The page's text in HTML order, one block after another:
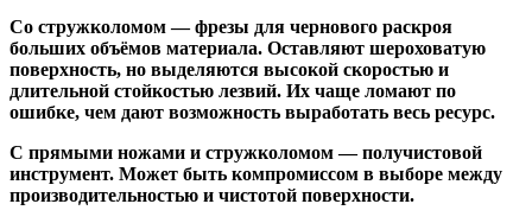
Со стружколомом— фрезы для чернового раскроя
больших объёмов материала. Оставляют шероховатую
поверхность, но выделяются высокой скоростью и
длительной стойкостью лезвий. Их чаще ломают по
ошибке, чем дают возможность выработать весь ресурс.
С прямыми ножами и стружколомом— получистовой
инструмент. Может быть компромиссом в выборе между
производительностью и чистотой поверхности.